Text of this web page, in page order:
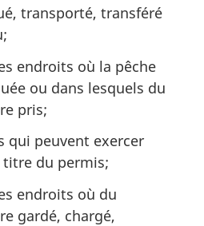
transporté, transféré
endroits où la pêche
ou dans lesquels du
pris;
qui peuvent exercer
du permis;
endroits où du
gardé, chargé,